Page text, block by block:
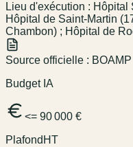
Lieu d'exécution : Hôpital
Hôpital de Saint-Martin
Chambon) ; Hôpital de
Source officielle : BOAMP
Budget IA
<= 90 000 €
Plafond HT